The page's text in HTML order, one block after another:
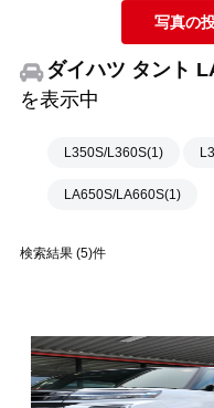
写真の
ダイハツ タント
を表示中
L350S/L360S(1)
LA650S/LA660S(1)
検索結果 (5)件